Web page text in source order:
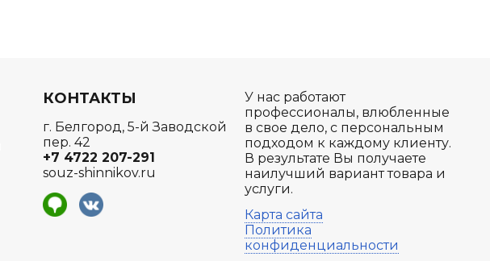
У нас работают
профессионалы, влюбленные
в свое дело, с персональным
подходом к каждому клиенту.
В результате Вы получаете
наилучший вариант товара и
услуги.
Карта сайта
Политика
конфиденциальности
КОНТАКТЫ
г. Белгород, 5-й Заводской
пер. 42
+7 4722 207-291
souz-shinnikov.ru